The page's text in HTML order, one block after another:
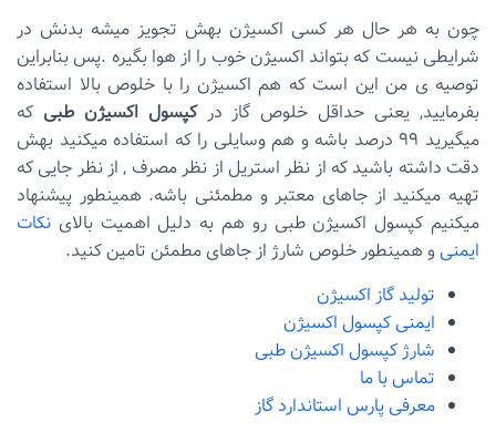
چون به هر حال هر کسی اکسیژن بهش تجویز میشه بدنش در
شرایطی نیست که بتواند اکسیژن خوب را از هوا بگیره .پس بنابراین
توصیه ی من این است که هم اکسیژن را با خلوص بالا استفاده
بفرمایید, یعنی حداقل خلوص گاز درکپسول اکسیژن طبی که
میگیرید ۹۹ درصد باشه و هم وسایلی را که استفاده میکنید بهش
دقت داشته باشید که از نظر استریل از نظر مصرف , از نظر جایی که
تهیه میکنید از جاهای معتبر و مطمئنی باشه. همینطور پیشنهاد
میکنیم کپسول اکسیژن طبی رو هم به دلیل اهمیت بالای نکات
ایمنی و همینطور خلوص شارژ از جاهای مطمئن تامین کنید.
تولید گاز اکسیژن
ایمنی کپسول اکسیژن
شارژ کپسول اکسیژن طبی
تماس با ما
معرفی پارس استاندارد گاز